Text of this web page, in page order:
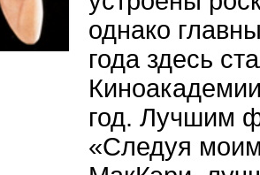
однако
года здесь
год. Лучшим
«Следуя